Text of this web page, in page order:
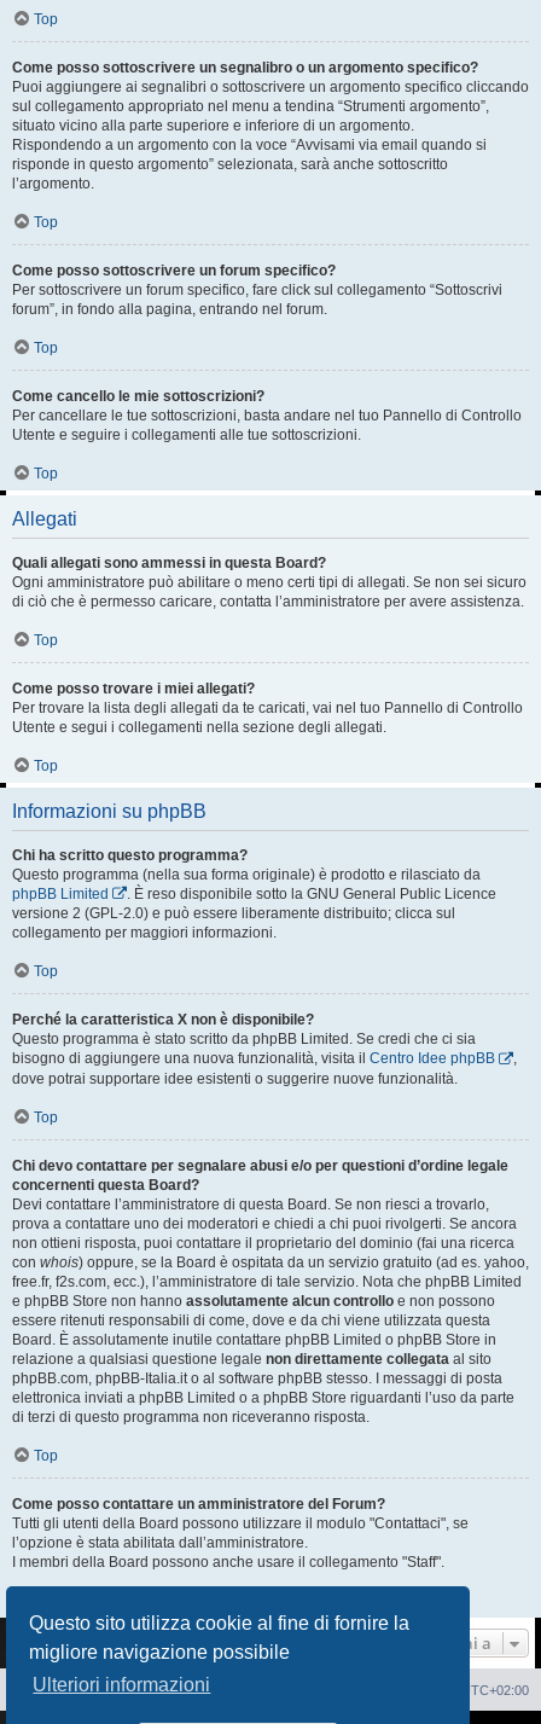
Questo sito utilizza cookie al fine di fornire la
migliore navigazione possibile
Ulteriori informazioni
Top
Come posso sottoscrivere un segnalibro o un argomento specifico?
Puoi aggiungere ai segnalibri o sottoscrivere un argomento specifico cliccando
sul collegamento appropriato nel menu a tendina “Strumenti argomento”,
situato vicino alla parte superiore e inferiore di un argomento.
Rispondendo a un argomento con la voce “Avvisami via email quando si
risponde in questo argomento” selezionata, sarà anche sottoscritto
l’argomento.
Top
Come posso sottoscrivere un forum specifico?
Per sottoscrivere un forum specifico, fare click sul collegamento “Sottoscrivi
forum”, in fondo alla pagina, entrando nel forum.
Top
Come cancello le mie sottoscrizioni?
Per cancellare le tue sottoscrizioni, basta andare nel tuo Pannello di Controllo
Utente e seguire i collegamenti alle tue sottoscrizioni.
Top
Allegati
Quali allegati sono ammessi in questa Board?
Ogni amministratore può abilitare o meno certi tipi di allegati. Se non sei sicuro
di ciò che è permesso caricare, contatta l’amministratore per avere assistenza.
Top
Come posso trovare i miei allegati?
Per trovare la lista degli allegati da te caricati, vai nel tuo Pannello di Controllo
Utente e segui i collegamenti nella sezione degli allegati.
Top
Informazioni su phpBB
Chi ha scritto questo programma?
Questo programma (nella sua forma originale) è prodotto e rilasciato da
phpBB Limited
. È reso disponibile sotto la GNU General Public Licence
versione 2 (GPL-2.0) e può essere liberamente distribuito; clicca sul
collegamento per maggiori informazioni.
Top
Perché la caratteristica X non è disponibile?
Questo programma è stato scritto da phpBB Limited. Se credi che ci sia
bisogno di aggiungere una nuova funzionalità, visita il Centro Idee phpBB
,
dove potrai supportare idee esistenti o suggerire nuove funzionalità.
Top
Chi devo contattare per segnalare abusi e/o per questioni d’ordine legale
concernenti questa Board?
Devi contattare l’amministratore di questa Board. Se non riesci a trovarlo,
prova a contattare uno dei moderatori e chiedi a chi puoi rivolgerti. Se ancora
non ottieni risposta, puoi contattare il proprietario del dominio (fai una ricerca
con whois) oppure, se la Board è ospitata da un servizio gratuito (ad es. yahoo,
free.fr, f2s.com, ecc.), l’amministratore di tale servizio. Nota che phpBB Limited
e phpBB Store non hanno assolutamente alcun controllo e non possono
essere ritenuti responsabili di come, dove e da chi viene utilizzata questa
Board. È assolutamente inutile contattare phpBB Limited o phpBB Store in
relazione a qualsiasi questione legale non direttamente collegata al sito
phpBB.com, phpBB-Italia.it o al software phpBB stesso. I messaggi di posta
elettronica inviati a phpBB Limited o a phpBB Store riguardanti l’uso da parte
di terzi di questo programma non riceveranno risposta.
Top
Come posso contattare un amministratore del Forum?
Tutti gli utenti della Board possono utilizzare il modulo "Contattaci", se
l’opzione è stata abilitata dall’amministratore.
I membri della Board possono anche usare il collegamento "Staff".
Vai a
Sito Web Forum UTC+02:00